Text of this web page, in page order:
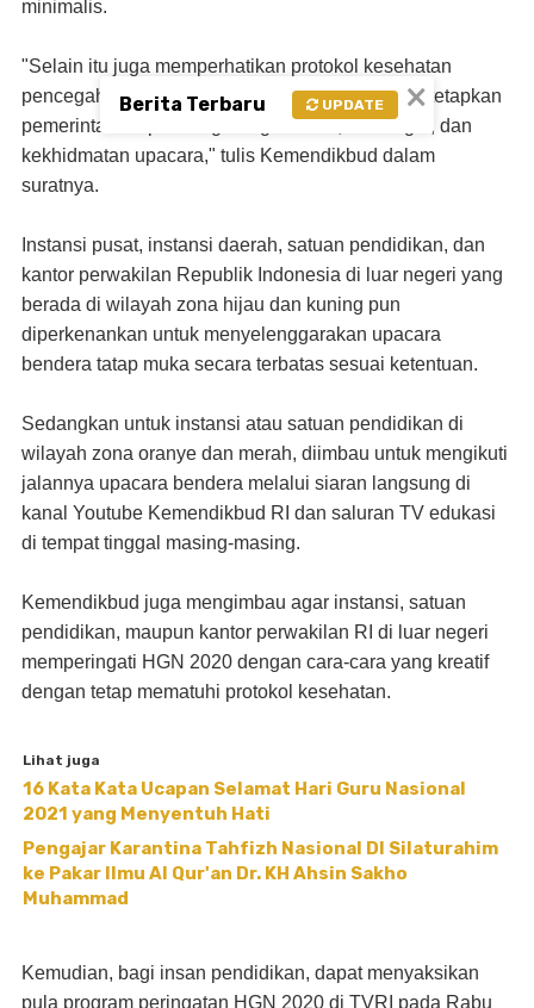
minimalis.
"Selain itu juga memperhatikan protokol kesehatan
pencegahan penyebaran Covid-19 yang telah ditetapkan
pemerintah tanpa mengurangi makna, semangat, dan
kekhidmatan upacara," tulis Kemendikbud dalam
suratnya.
Instansi pusat, instansi daerah, satuan pendidikan, dan
kantor perwakilan Republik Indonesia di luar negeri yang
berada di wilayah zona hijau dan kuning pun
diperkenankan untuk menyelenggarakan upacara
bendera tatap muka secara terbatas sesuai ketentuan.
Sedangkan untuk instansi atau satuan pendidikan di
wilayah zona oranye dan merah, diimbau untuk mengikuti
jalannya upacara bendera melalui siaran langsung di
kanal Youtube Kemendikbud RI dan saluran TV edukasi
di tempat tinggal masing-masing.
Kemendikbud juga mengimbau agar instansi, satuan
pendidikan, maupun kantor perwakilan RI di luar negeri
memperingati HGN 2020 dengan cara-cara yang kreatif
dengan tetap mematuhi protokol kesehatan.
Lihat juga
16 Kata Kata Ucapan Selamat Hari Guru Nasional
2021 yang Menyentuh Hati
Pengajar Karantina Tahfizh Nasional DI Silaturahim
ke Pakar Ilmu Al Qur'an Dr. KH Ahsin Sakho
Muhammad
Kemudian, bagi insan pendidikan, dapat menyaksikan
pula program peringatan HGN 2020 di TVRI pada Rabu
×
Berita Terbaru UPDATE